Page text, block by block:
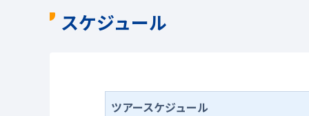
スケジュール
ツアースケジュール